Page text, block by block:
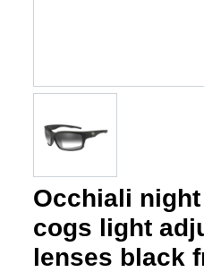
Occhiali
cogs light
lenses black